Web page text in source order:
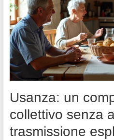
Usanza: un
collettivo senza
trasmissione